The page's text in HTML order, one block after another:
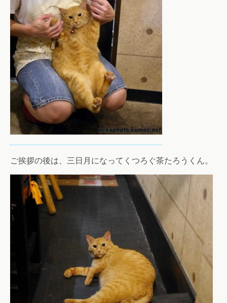
ご挨拶の後は、三日月になってくつろぐ茶たろうくん。